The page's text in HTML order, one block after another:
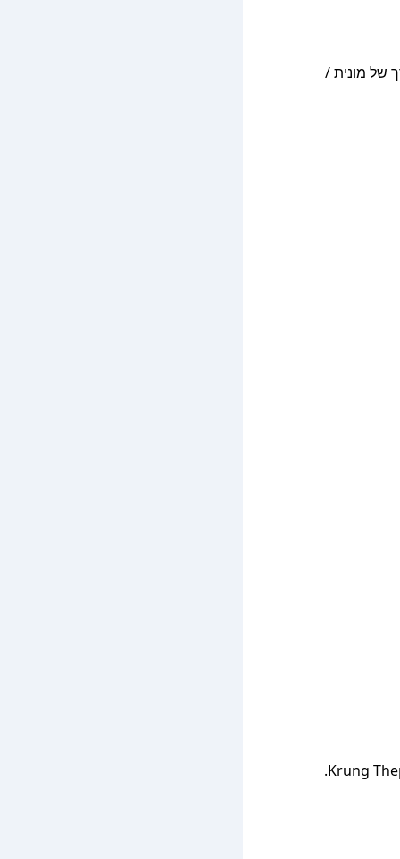
שנמשכה סביב 8.5 שעות. האפשרות הזולה ביותר עלתה כ־48 ₪, בדרך של מונית /